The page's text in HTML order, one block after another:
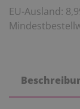
EU-Ausland: